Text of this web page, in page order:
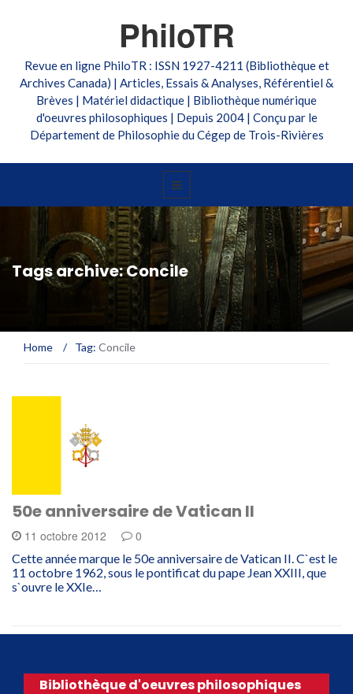
PhiloTR
Revue en ligne PhiloTR : ISSN 1927-4211 (Bibliothèque et
Archives Canada) | Articles, Essais & Analyses, Référentiel &
Brèves | Matériel didactique | Bibliothèque numérique
d'oeuvres philosophiques | Depuis 2004 | Conçu par le
Département de Philosophie du Cégep de Trois-Rivières
Tags archive: Concile
Home / Tag: Concile
50e anniversaire de Vatican II
11 octobre 2012 0
Cette année marque le 50e anniversaire de Vatican II. C`est le
11 octobre 1962, sous le pontificat du pape Jean XXIII, que
s`ouvre le XXIe…
Bibliothèque d'oeuvres philosophiques